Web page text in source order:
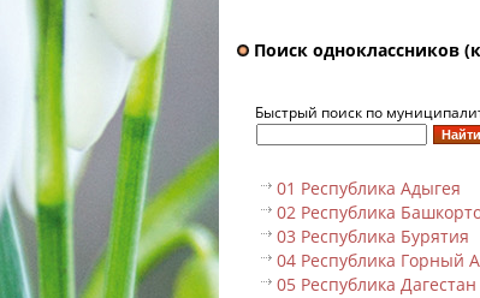
Поиск одноклассников
Быстрый поиск по
01 Республика Адыгея
02 Республика
03 Республика Бурятия
04 Республика Горный
05 Республика Дагестан